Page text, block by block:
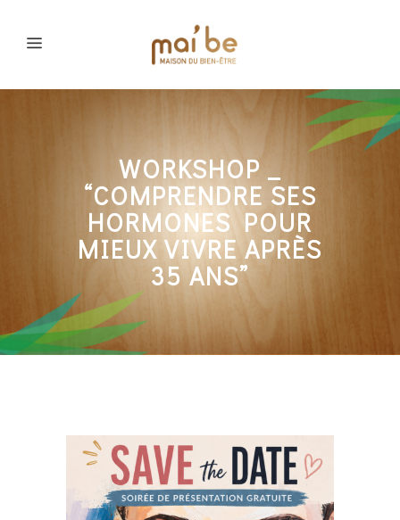
WORKSHOP _
“COMPRENDRE SES
HORMONES POUR
MIEUX VIVRE APRÈS
35 ANS”